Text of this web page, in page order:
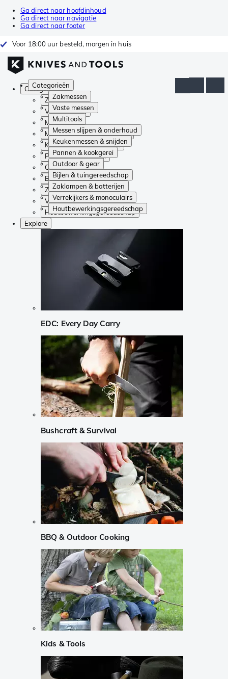
Ga direct naar hoofdinhoud
Ga direct naar navigatie
Ga direct naar footer
Voor 18:00 uur besteld, morgen in huis
Categorieën
Zakmessen
Vaste messen
Multitools
Messen slijpen & onderhoud
Keukenmessen & snijden
Pannen & kookgerei
Outdoor & gear
Bijlen & tuingereedschap
Zaklampen & batterijen
Verrekijkers & monoculairs
Houtbewerkingsgereedschap
Categorieën
Zakmessen
Vaste messen
Multitools
Messen slijpen & onderhoud
Keukenmessen & snijden
Pannen & kookgerei
Outdoor & gear
Bijlen & tuingereedschap
Zaklampen & batterijen
Verrekijkers & monoculairs
Houtbewerkingsgereedschap
Explore
EDC: Every Day Carry
Bushcraft & Survival
BBQ & Outdoor Cooking
Kids & Tools